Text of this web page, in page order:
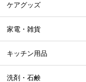
ケアグッズ
家電・雑貨
キッチン用品
洗剤・石鹸